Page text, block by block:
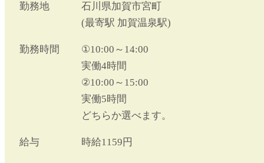
勤務地
石川県加賀市宮町
(最寄駅 加賀温泉駅)
勤務時間
①10:00～14:00
実働4時間
②10:00～15:00
実働5時間
どちらか選べます。
給与 時給1159円